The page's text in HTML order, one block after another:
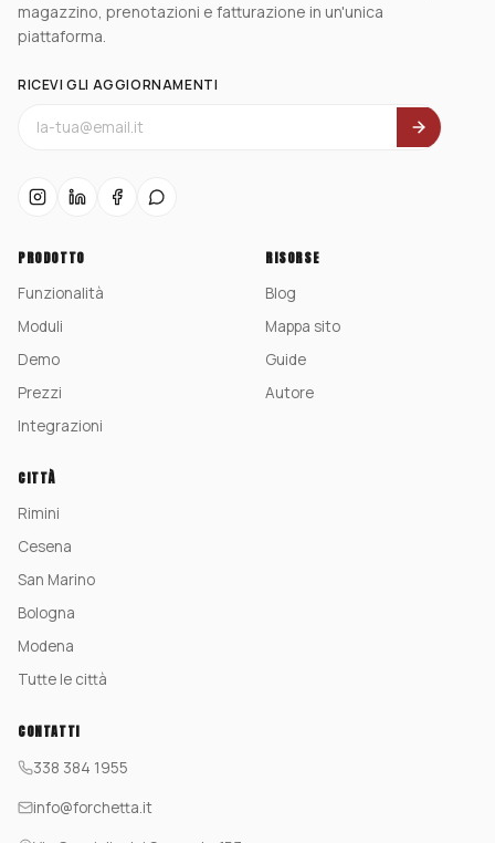
magazzino, prenotazioni e fatturazione in un'unica
piattaforma.
RICEVI GLI AGGIORNAMENTI
PRODOTTO
Funzionalità
Moduli
Demo
Prezzi
Integrazioni
RISORSE
Blog
Mappa sito
Guide
Autore
CITTÀ
Rimini
Cesena
San Marino
Bologna
Modena
Tutte le città
CONTATTI
338 384 1955
info@forchetta.it